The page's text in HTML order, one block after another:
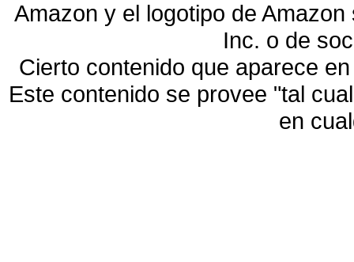
Amazon y el logotipo de
Inc. o de
Cierto contenido que aparece
Este contenido se provee "tal
en